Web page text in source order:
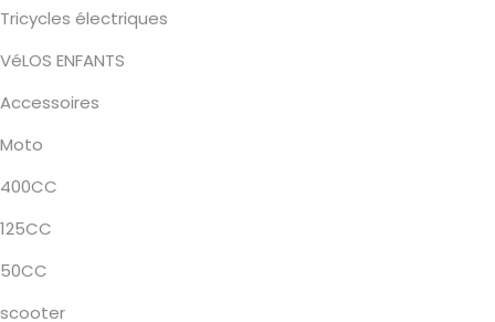
Tricycles électriques
VéLOS ENFANTS
Accessoires
Moto
400CC
125CC
50CC
scooter